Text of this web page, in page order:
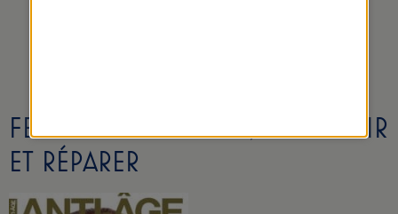
FERMETÉ DE LA PEAU, MAINTENIR
ET RÉPARER